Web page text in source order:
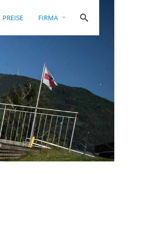
PREISE FIRMA